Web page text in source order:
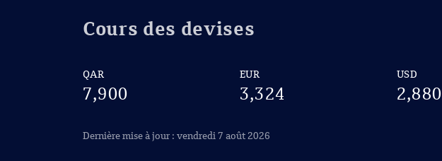
Cours des devises
QAR
7,900
EUR
3,324
USD
2,880
Dernière mise à jour : vendredi 7 août 2026